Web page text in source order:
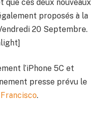
que ces deux nouveaux
proposés à la
20 Septembre.
l’iPhone 5C et
presse prévu le
.